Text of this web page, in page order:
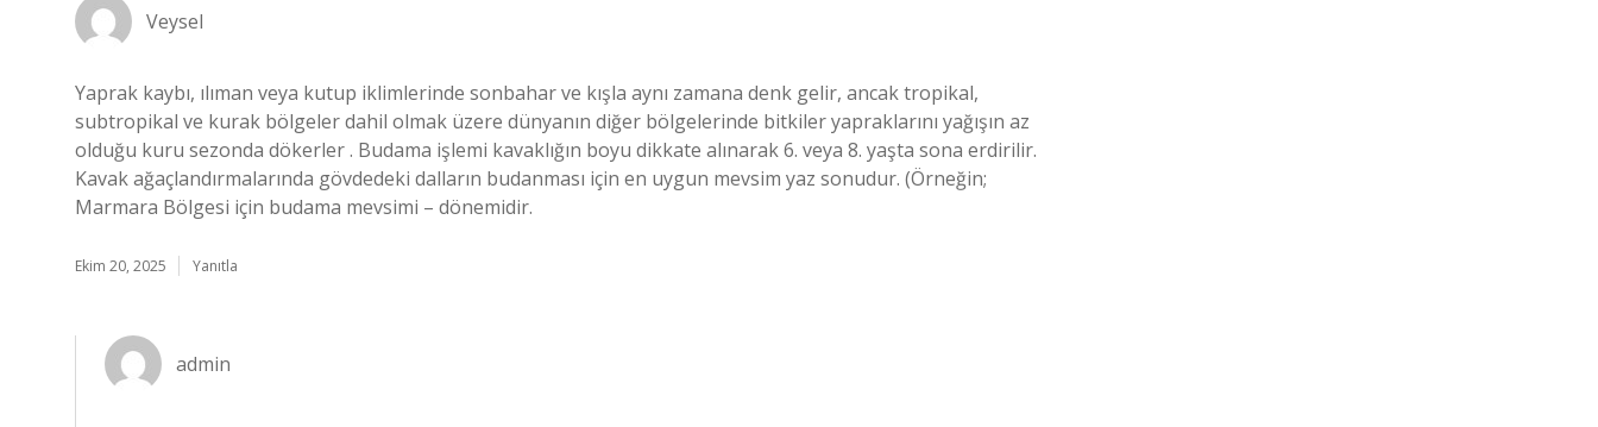
Veysel
Yaprak kaybı, ılıman veya kutup iklimlerinde sonbahar ve kışla aynı zamana denk gelir, ancak tropikal,
subtropikal ve kurak bölgeler dahil olmak üzere dünyanın diğer bölgelerinde bitkiler yapraklarını yağışın az
olduğu kuru sezonda dökerler . Budama işlemi kavaklığın boyu dikkate alınarak 6. veya 8. yaşta sona erdirilir.
Kavak ağaçlandırmalarında gövdedeki dalların budanması için en uygun mevsim yaz sonudur. (Örneğin;
Marmara Bölgesi için budama mevsimi – dönemidir.
Ekim 20, 2025 Yanıtla
admin